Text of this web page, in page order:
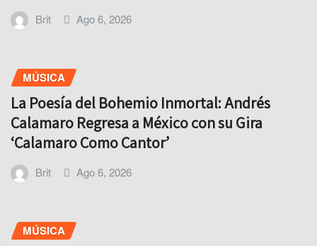
Brit Ago 6, 2026
MÚSICA
La Poesía del Bohemio Inmortal: Andrés
Calamaro Regresa a México con su Gira
‘Calamaro Como Cantor’
Brit Ago 6, 2026
MÚSICA